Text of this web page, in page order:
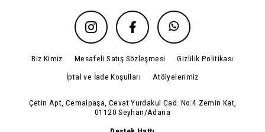
Biz Kimiz Mesafeli Satış Sözleşmesi
Gizlilik Politikası
İptal ve İade Koşulları
Atölyelerimiz
Çetin Apt, Cemalpaşa, Cevat Yurdakul Cad. No:4 Zemin Kat,
01120 Seyhan/Adana